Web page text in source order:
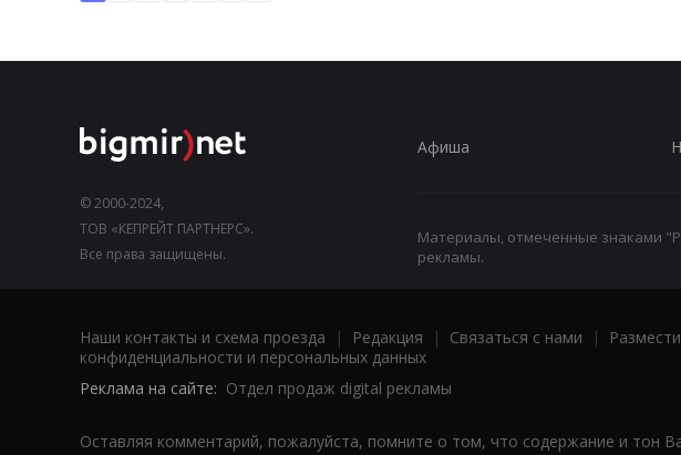
© 2000-2024,
ТОВ «КЕПРЕЙТ ПАРТНЕРС».
Все права защищены.
Афиша
Материалы, отмеченные знаками
рекламы.
Наши контакты и схема проезда | Редакция | Связаться с нами |
конфиденциальности и персональных данных
Реклама на сайте: Отдел продаж digital рекламы
Оставляя комментарий, пожалуйста, помните о том, что содержание и тон